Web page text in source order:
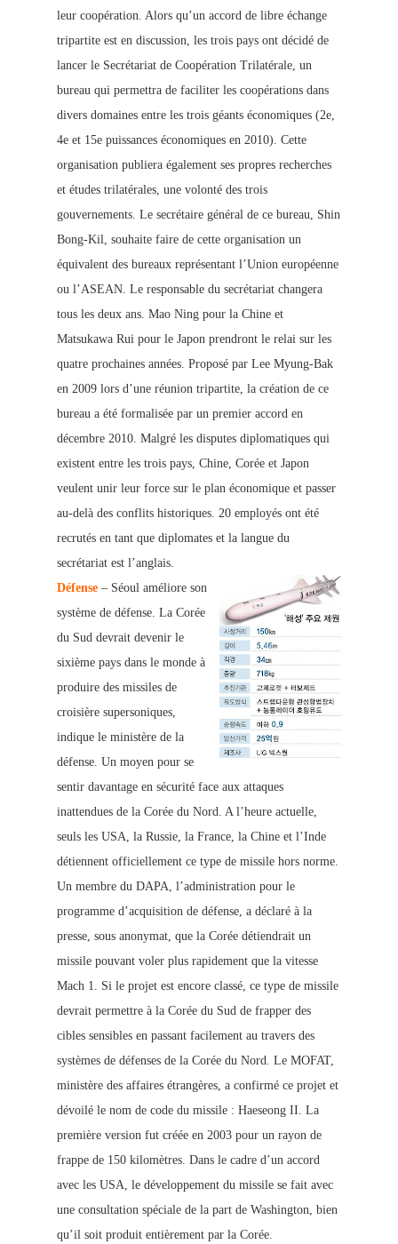
leur coopération. Alors qu’un accord de libre échange
tripartite est en discussion, les trois pays ont décidé de
lancer le Secrétariat de Coopération Trilatérale, un
bureau qui permettra de faciliter les coopérations dans
divers domaines entre les trois géants économiques (2e,
4e et 15e puissances économiques en 2010). Cette
organisation publiera également ses propres recherches
et études trilatérales, une volonté des trois
gouvernements. Le secrétaire général de ce bureau, Shin
Bong-Kil, souhaite faire de cette organisation un
équivalent des bureaux représentant l’Union européenne
ou l’ASEAN. Le responsable du secrétariat changera
tous les deux ans. Mao Ning pour la Chine et
Matsukawa Rui pour le Japon prendront le relai sur les
quatre prochaines années. Proposé par Lee Myung-Bak
en 2009 lors d’une réunion tripartite, la création de ce
bureau a été formalisée par un premier accord en
décembre 2010. Malgré les disputes diplomatiques qui
existent entre les trois pays, Chine, Corée et Japon
veulent unir leur force sur le plan économique et passer
au-delà des conflits historiques. 20 employés ont été
recrutés en tant que diplomates et la langue du
secrétariat est l’anglais.
Défense – Séoul améliore son
système de défense. La Corée
du Sud devrait devenir le
sixième pays dans le monde à
produire des missiles de
croisière supersoniques,
indique le ministère de la
défense. Un moyen pour se
sentir davantage en sécurité face aux attaques
inattendues de la Corée du Nord. A l’heure actuelle,
seuls les USA, la Russie, la France, la Chine et l’Inde
détiennent officiellement ce type de missile hors norme.
Un membre du DAPA, l’administration pour le
programme d’acquisition de défense, a déclaré à la
presse, sous anonymat, que la Corée détiendrait un
missile pouvant voler plus rapidement que la vitesse
Mach 1. Si le projet est encore classé, ce type de missile
devrait permettre à la Corée du Sud de frapper des
cibles sensibles en passant facilement au travers des
systèmes de défenses de la Corée du Nord. Le MOFAT,
ministère des affaires étrangères, a confirmé ce projet et
dévoilé le nom de code du missile : Haeseong II. La
première version fut créée en 2003 pour un rayon de
frappe de 150 kilomètres. Dans le cadre d’un accord
avec les USA, le développement du missile se fait avec
une consultation spéciale de la part de Washington, bien
qu’il soit produit entièrement par la Corée.